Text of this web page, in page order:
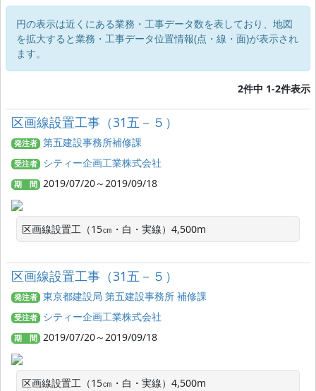
円の表示は近くにある業務・工事データ数を表しており、地図
を拡大すると業務・工事データ位置情報(点・線・面)が表示され
ます。
2件中 1-2件表示
区画線設置工事（31五－５）
発注者 第五建設事務所補修課
受注者 シティー企画工業株式会社
期 間 2019/07/20～2019/09/18
区画線設置工（15㎝・白・実線）4,500m
区画線設置工事（31五－５）
発注者 東京都建設局 第五建設事務所 補修課
受注者 シティー企画工業株式会社
期 間 2019/07/20～2019/09/18
区画線設置工（15㎝・白・実線）4,500m